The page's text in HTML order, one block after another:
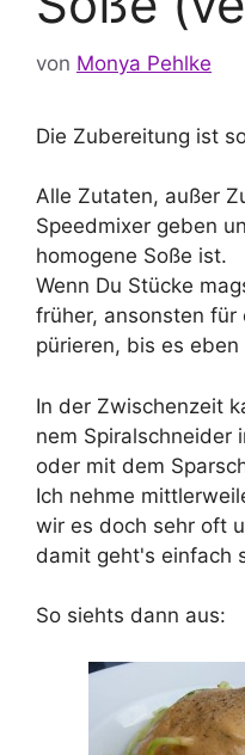
von Monya Pehlke
Die Zubereitung ist
Alle Zutaten, außer
Speedmixer geben
homogene Soße ist.
Wenn Du Stücke
früher, ansonsten für
pürieren, bis es
In der Zwischenzeit
nem Spiralschneider
oder mit dem
Ich nehme
wir es doch sehr oft
damit geht's einfach
So siehts dann aus: